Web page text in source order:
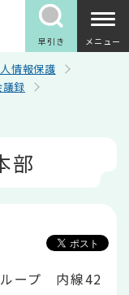
早引き メニュー
情報保護
録
部
ープ 内線42